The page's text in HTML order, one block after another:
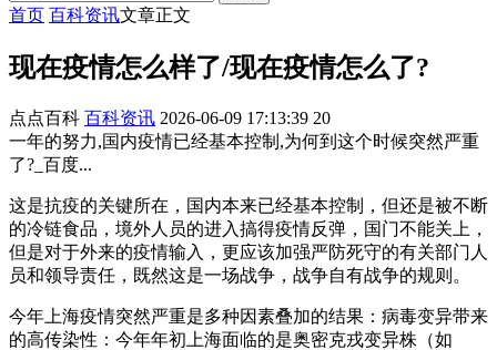
首页 百科资讯文章正文
现在疫情怎么样了/现在疫情怎么了?
点点百科 百科资讯 2026-06-09 17:13:39 20
一年的努力,国内疫情已经基本控制,为何到这个时候突然严重
了?_百度...
这是抗疫的关键所在，国内本来已经基本控制，但还是被不断
的冷链食品，境外人员的进入搞得疫情反弹，国门不能关上，
但是对于外来的疫情输入，更应该加强严防死守的有关部门人
员和领导责任，既然这是一场战争，战争自有战争的规则。
今年上海疫情突然严重是多种因素叠加的结果：病毒变异带来
的高传染性：今年年初上海面临的是奥密克戎变异株（如